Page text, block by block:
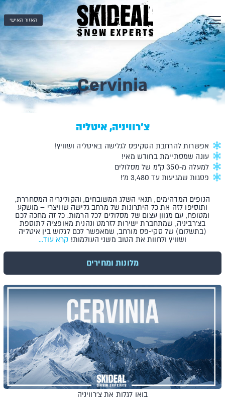
האזור האישי
Cervinia
צ’רוויניה, איטליה
אפשרות להרחבת הסקיפס לגלישה באיטליה ושוויץ!
עונה שמסתיימת בחודש מאי!
למעלה מ-350 ק"מ של מסלולים
פסגות שמגיעות עד 3,480 מ'!
הנופים המדהימים, תנאי השלג המשובחים, והקולינריה המסחררת,
ותוסיפו לזה את כל היתרונות של מרחב גלישה שוויצרי – מושקע
ומטופח, עם מגוון עצום של מסלולים לכל הרמות. כל זה מחכה לכם
בצ'רביניה, שמתחברת ישירות לזרמט ונהנית מאופציה לתוספת
(בתשלום) של סקי-פס מורחב, שמאפשר לכם לגלוש בין איטליה
ושוויץ ולחוות את הטוב משני העולמות! קרא עוד...
מלונות ומחירים
בואו לגלות את צ’רוויניה